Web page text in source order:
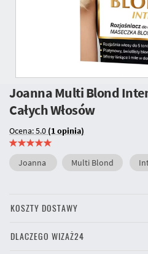
Joanna Multi Blond
Całych Włosów
Ocena: 5.0 (1 opinia)
Joanna Multi Blond
KOSZTY DOSTAWY
DLACZEGO WIZAŻ24